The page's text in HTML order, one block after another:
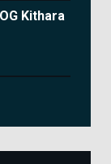
Kithara